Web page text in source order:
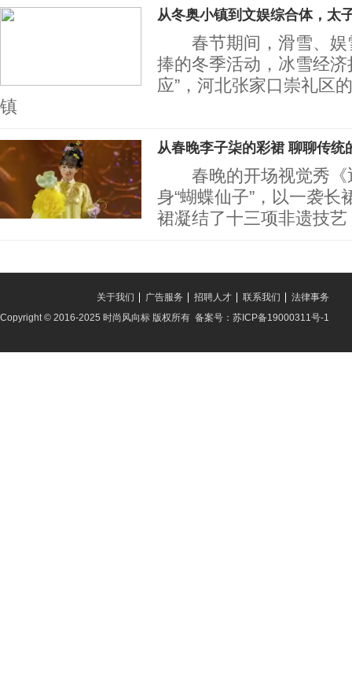
从冬奥小镇到文娱综合体，太
春节期间，滑雪、娱
捧的冬季活动，冰雪经济
应”，河北张家口崇礼区
镇
从春晚李子柒的彩裙 聊聊传统
春晚的开场视觉秀《
身“蝴蝶仙子”，以一袭长
裙凝结了十三项非遗技
法律事务
联系我们
招聘人才
广告服务
关于我们
Copyright © 2016-2025 时尚风向标 版权所有 备案号：苏ICP备19000311号-1